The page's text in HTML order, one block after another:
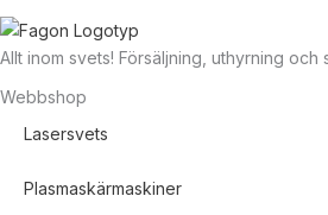
Allt inom svets! Försäljning, uthyrning
Webbshop
Lasersvets
Plasmaskärmaskiner